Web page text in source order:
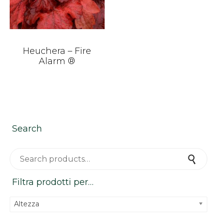
Heuchera – Fire
Alarm ®
Search
Filtra prodotti per…
Altezza